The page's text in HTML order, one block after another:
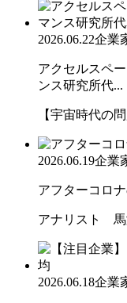
2026.06.22企業
アクセルスペ
ンス研究所代...
【宇宙時代の
2026.06.19企業
アフターコロ
アナリスト 馬
2026.06.18企業